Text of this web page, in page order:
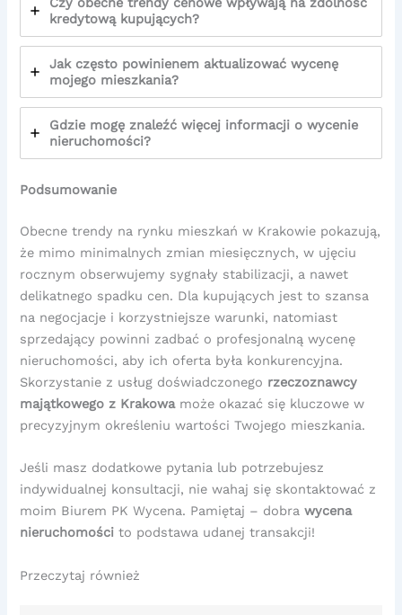
kredytową kupujących?
Jak często powinienem aktualizować wycenę
mojego mieszkania?
Gdzie mogę znaleźć więcej informacji o wycenie
nieruchomości?
Podsumowanie
Obecne trendy na rynku mieszkań w Krakowie pokazują,
że mimo minimalnych zmian miesięcznych, w ujęciu
rocznym obserwujemy sygnały stabilizacji, a nawet
delikatnego spadku cen. Dla kupujących jest to szansa
na negocjacje i korzystniejsze warunki, natomiast
sprzedający powinni zadbać o profesjonalną wycenę
nieruchomości, aby ich oferta była konkurencyjna.
Skorzystanie z usług doświadczonego rzeczoznawcy
majątkowego z Krakowamoże okazać się kluczowe w
precyzyjnym określeniu wartości Twojego mieszkania.
Jeśli masz dodatkowe pytania lub potrzebujesz
indywidualnej konsultacji, nie wahaj się skontaktować z
moim Biurem PK Wycena. Pamiętaj – dobrawycena
nieruchomościto podstawa udanej transakcji!
Przeczytaj również